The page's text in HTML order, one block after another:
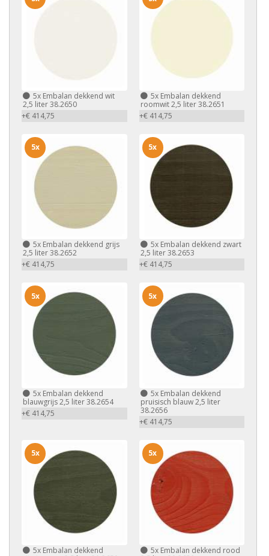
5x Embalan dekkend wit
2,5 liter 38.2650
+€ 414,75
5xEmbalan dekkend
roomwit 2,5 liter 38.2651
+€ 414,75
5x Embalan dekkend grijs
2,5 liter 38.2652
+€ 414,75
5x
5xEmbalan dekkend zwart
2,5 liter 38.2653
+€ 414,75
5x
5x Embalan dekkend
blauwgrijs 2,5 liter 38.2654
+€ 414,75
5x
5xEmbalan dekkend
pruisisch blauw 2,5 liter
38.2656
+€ 414,75
5x
5x Embalan dekkend
5x
5xEmbalan dekkend rood
5x